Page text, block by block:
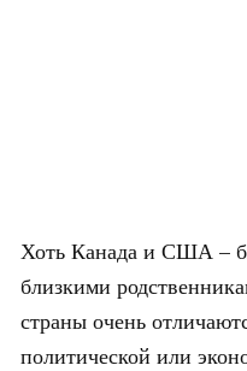
Хоть Канада и США –
близкими
страны очень
политической или